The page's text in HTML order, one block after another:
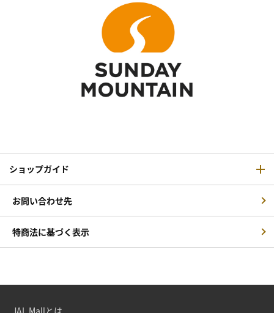
ショップガイド
お問い合わせ先
特商法に基づく表示
JAL Mallとは